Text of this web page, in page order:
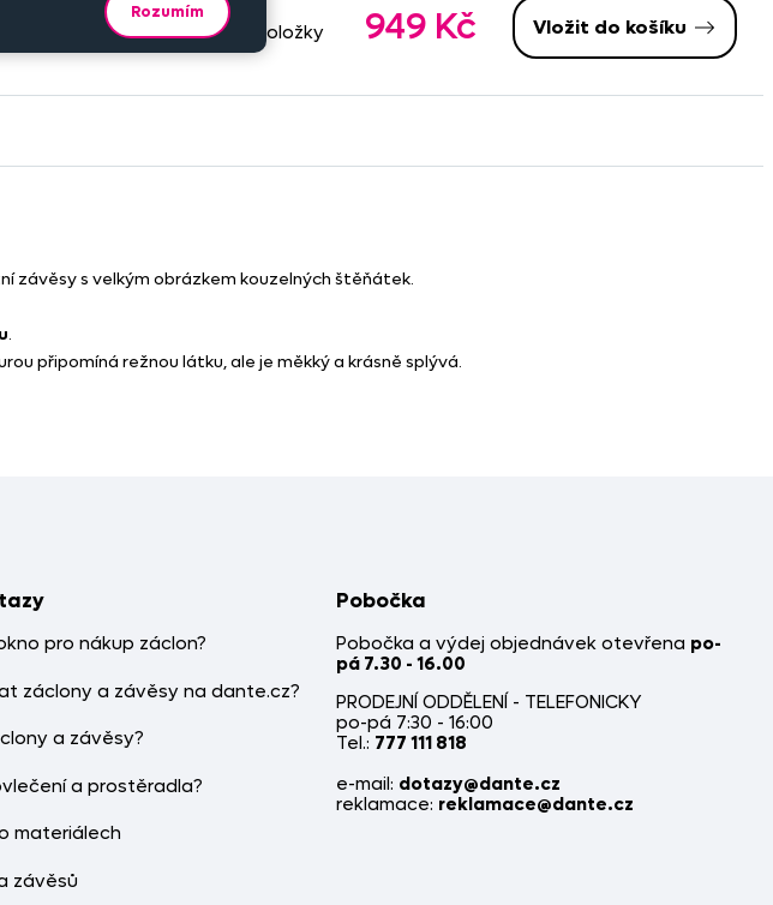
Celkem za vybrané položky 949 Kč Vložit do košíku
závěsy s velkým obrázkem kouzelných štěňátek.
.
připomíná režnou látku, ale je měkký a krásně splývá.
pro nákup záclon?
záclony a závěsy na dante.cz?
a závěsy?
a prostěradla?
materiálech
závěsů
Pobočka
Pobočka a výdej objednávek otevřena po-
pá 7.30 - 16.00
PRODEJNÍ ODDĚLENÍ - TELEFONICKY
po-pá 7:30 - 16:00
Tel.: 777 111 818
e-mail: dotazy@dante.cz
reklamace: reklamace@dante.cz
Rozumím